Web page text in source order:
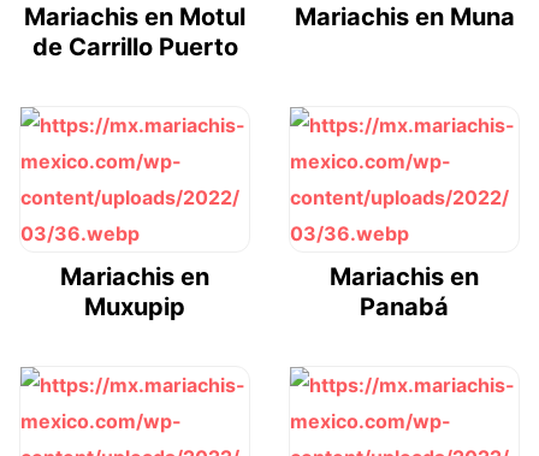
Mariachis en Motul
de Carrillo Puerto
Mariachis en Muna
Mariachis en
Muxupip
Mariachis en
Panabá